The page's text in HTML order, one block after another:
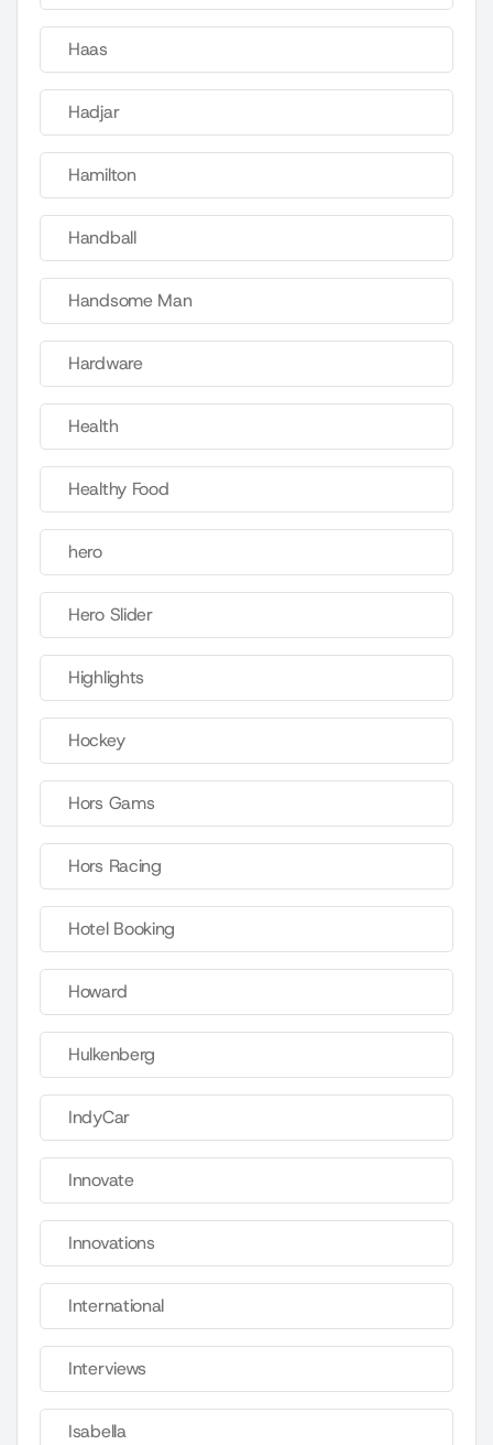
Haas
Hadjar
Hamilton
Handball
Handsome Man
Hardware
Health
Healthy Food
hero
Hero Slider
Highlights
Hockey
Hors Gams
Hors Racing
Hotel Booking
Howard
Hulkenberg
IndyCar
Innovate
Innovations
International
Interviews
Isabella